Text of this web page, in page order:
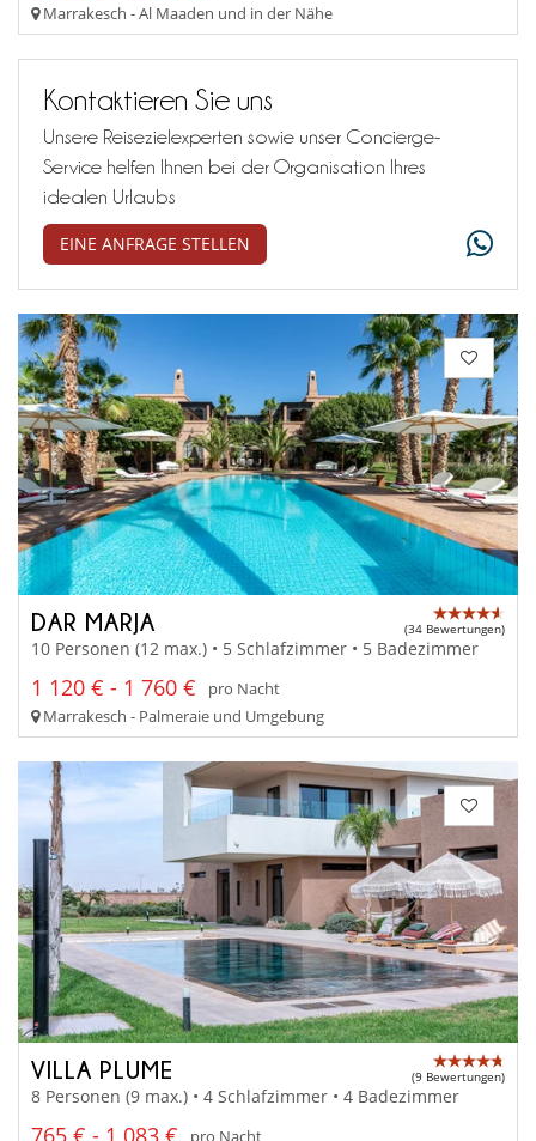
Marrakesch - Al Maaden und in der Nähe
Kontaktieren Sie uns
Unsere Reisezielexperten sowie unser Concierge-
Service helfen Ihnen bei der Organisation Ihres
idealen Urlaubs
EINE ANFRAGE STELLEN
DAR MARJA (34 Bewertungen)
10 Personen (12 max.) • 5 Schlafzimmer • 5 Badezimmer
1 120 € - 1 760 €
pro Nacht
Marrakesch - Palmeraie und Umgebung
VILLA PLUME (9 Bewertungen)
8 Personen (9 max.) • 4 Schlafzimmer • 4 Badezimmer
pro Nacht